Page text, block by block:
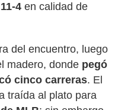
4 en calidad de
del encuentro, luego
madero, donde pegó
cinco carreras. El
traída al plato para